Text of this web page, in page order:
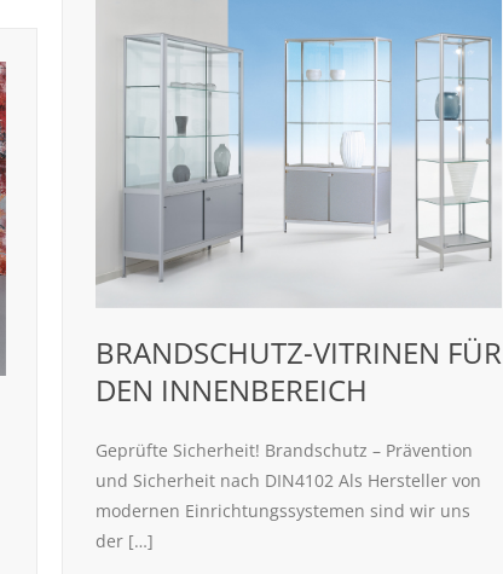
BRANDSCHUTZ-VITRINEN FÜR
DEN INNENBEREICH
Geprüfte Sicherheit! Brandschutz – Prävention
und Sicherheit nach DIN4102 Als Hersteller von
modernen Einrichtungssystemen sind wir uns
der […]